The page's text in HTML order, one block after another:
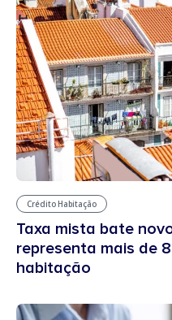
Crédito Habitação
Taxa mista bate
representa mais de
habitação